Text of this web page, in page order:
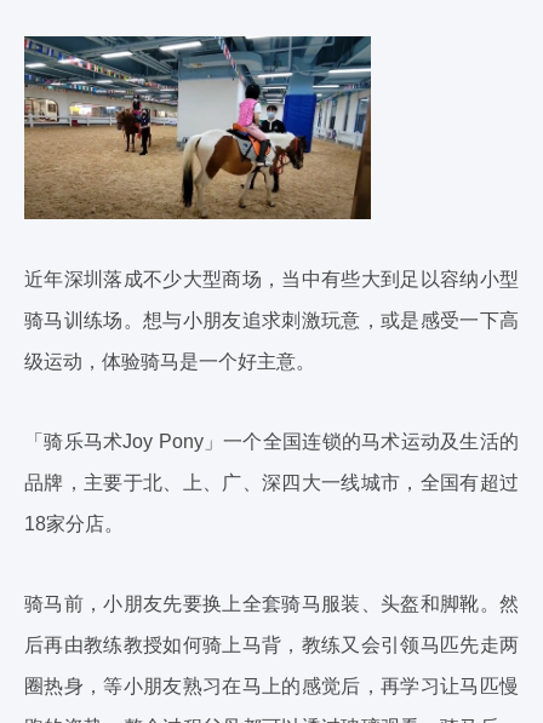
近年深圳落成不少大型商场，当中有些大到足以容纳小型
骑马训练场。想与小朋友追求刺激玩意，或是感受一下高
级运动，体验骑马是一个好主意。
「骑乐马术Joy Pony」一个全国连锁的马术运动及生活的
品牌，主要于北、上、广、深四大一线城市，全国有超过
18家分店。
骑马前，小朋友先要换上全套骑马服装、头盔和脚靴。然
后再由教练教授如何骑上马背，教练又会引领马匹先走两
圈热身，等小朋友熟习在马上的感觉后，再学习让马匹慢